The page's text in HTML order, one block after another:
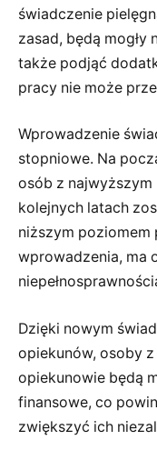
świadczenie
zasad, będą mogły
także podjąć
pracy nie może
Wprowadzenie
stopniowe. Na
osób z
kolejnych latach
niższym poziomem
wprowadzenia, ma
Dzięki nowym
opiekunów, osoby
opiekunowie będą
finansowe, co
zwiększyć ich